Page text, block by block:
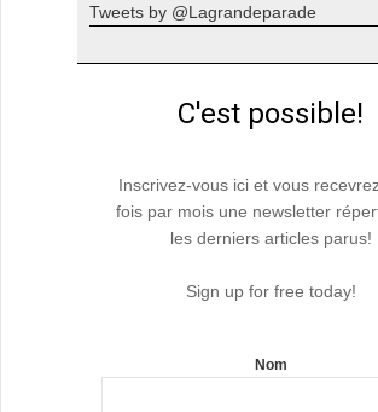
Tweets by @Lagrandeparade
C'est possible!
Inscrivez-vous ici et vous
fois par mois une newsletter
les derniers articles parus!
Sign up for free today!
Nom